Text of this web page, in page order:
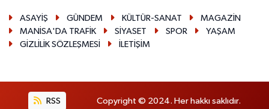
ASAYİŞ GÜNDEM KÜLTÜR-SANAT
MAGAZİN
MANİSA'DA TRAFİK
SİYASET SPOR
YAŞAM
GİZLİLİK SÖZLEŞMESİ
İLETİŞİM
RSS Copyright © 2024. Her hakkı saklıdır.